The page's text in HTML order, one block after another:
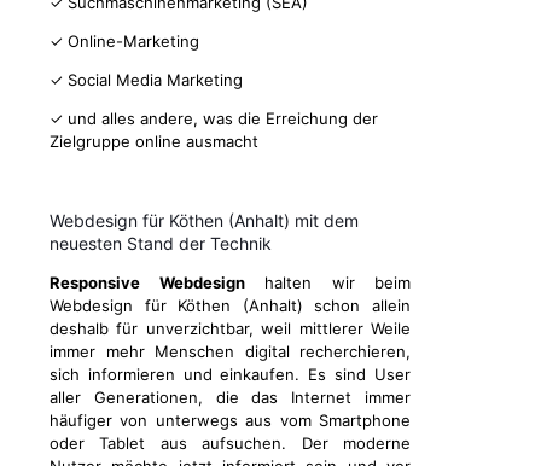
✓ Online-Marketing
✓ Social Media Marketing
✓ und alles andere, was die Erreichung der
Zielgruppe online ausmacht
Webdesign für Köthen (Anhalt) mit dem
neuesten Stand der Technik
Responsive Webdesignhalten wir beim
Webdesign für Köthen (Anhalt) schon allein
deshalb für unverzichtbar, weil mittlerer Weile
immer mehr Menschen digital recherchieren,
sich informieren und einkaufen. Es sind User
aller Generationen, die das Internet immer
häufiger von unterwegs aus vom Smartphone
oder Tablet aus aufsuchen. Der moderne